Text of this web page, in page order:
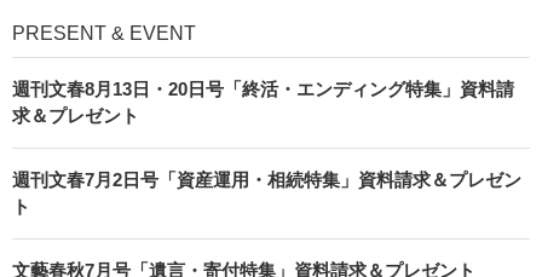
PRESENT & EVENT
週刊文春8月13日・20日号「終活・エンディング特集」資料請
求＆プレゼント
週刊文春7月2日号「資産運用・相続特集」資料請求＆プレゼン
ト
文藝春秋7月号「遺言・寄付特集」資料請求＆プレゼント